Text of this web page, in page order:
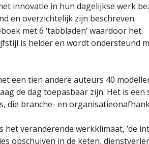
innovatie in hun dagelijkse werk
en overzichtelijk zijn beschreven.
met 6 ‘tabbladen’ waardoor het
is helder en wordt ondersteund
een tien andere auteurs 40
de dag toepasbaar zijn. Het is een
die branche- en
het veranderende werkklimaat, ‘de
opschuiven in de keten,